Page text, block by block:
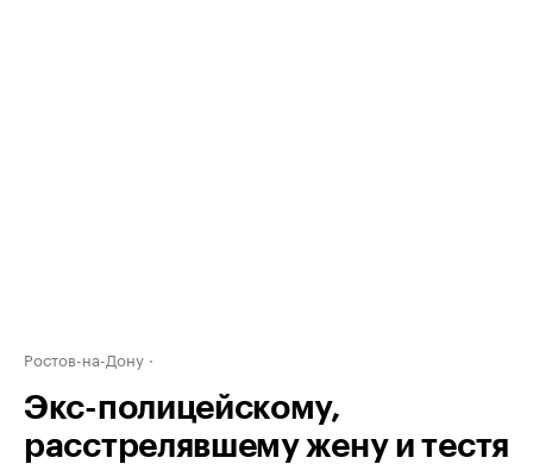
Ростов-на-Дону
Экс-полицейскому,
расстрелявшему жену и тестя